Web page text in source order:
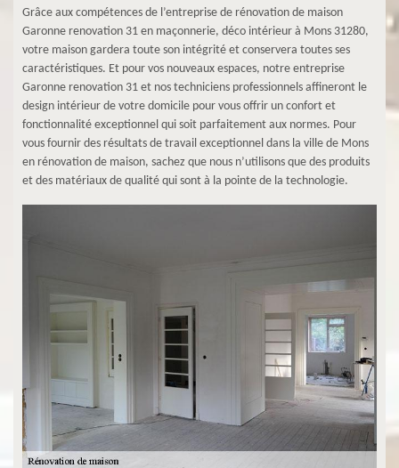
Grâce aux compétences de l’entreprise de rénovation de maison
Garonne renovation 31 en maçonnerie, déco intérieur à Mons 31280,
votre maison gardera toute son intégrité et conservera toutes ses
caractéristiques. Et pour vos nouveaux espaces, notre entreprise
Garonne renovation 31 et nos techniciens professionnels affineront le
design intérieur de votre domicile pour vous offrir un confort et
fonctionnalité exceptionnel qui soit parfaitement aux normes. Pour
vous fournir des résultats de travail exceptionnel dans la ville de Mons
en rénovation de maison, sachez que nous n’utilisons que des produits
et des matériaux de qualité qui sont à la pointe de la technologie.